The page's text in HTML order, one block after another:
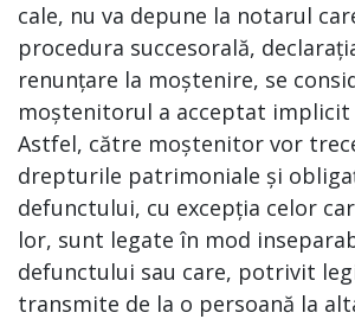
cale, nu va depune la notarul
procedura succesorală,
renunțare la moștenire, se
moștenitorul a acceptat implicit
Astfel, către moștenitor vor
drepturile patrimoniale și
defunctului, cu excepția celor
lor, sunt legate în mod
defunctului sau care, potrivit
transmite de la o persoană la